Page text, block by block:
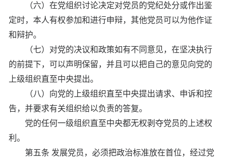
（六）在党组织讨论决定对党员的党纪处分或作出鉴
定时，本人有权参加和进行申辩，其他党员可以为他作证
和辩护。
（七）对党的决议和政策如有不同意见，在坚决执行
的前提下，可以声明保留，并且可以把自己的意见向党的
上级组织直至中央提出。
（八）向党的上级组织直至中央提出请求、申诉和控
告，并要求有关组织给以负责的答复。
党的任何一级组织直至中央都无权剥夺党员的上述权
利。
第五条 发展党员，必须把政治标准放在首位，经过党